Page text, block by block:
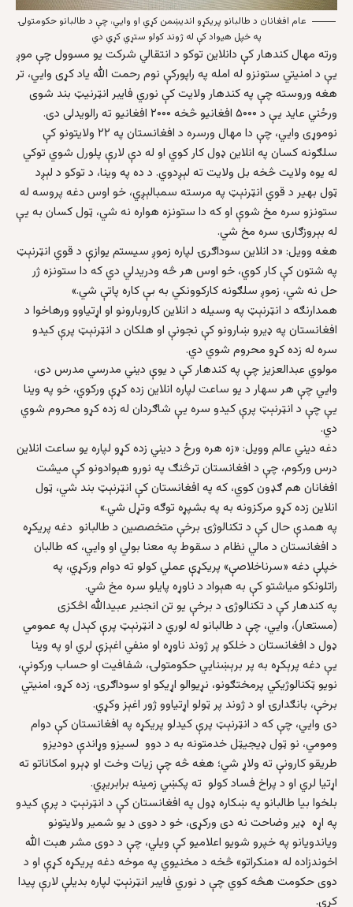
عام افغانان د طالبانو پریکړو اندیښمن کړي او وایي، چې د طالبانو حکومتولۍ
په خپل هیواد کې له ژوند کولو ستړي کړي دي
ورته مهال کندهار کې دانلاین توکو د انتقالي شرکت يو مسوول چې موږ
يې د امنيتي ستونزو له امله په راپورکې نوم رحمت الله ياد کړی وايي، تر
هغه وروسته چې په کندهار ولايت کې نوري فایبر انټرنيټ بند شوی
ورځني عايد يې د ۵۰۰۰ افغانيو څخه ۲۰۰۰ افغانيو ته رالويدلی دی.
نوموړی وايي، چې دا مهال ورسره د افغانستان په ۲۲ ولایتونو کې
سلګونه کسان په انلاين ډول کار کوي او له دې لارې پلورل شوي توکي
له یوه ولایت څخه بل ولایت ته لېږدوي. د ده په وینا، د توکو د لېږد
ټول بهیر د قوي انټرنېټ په مرسته سمبالېږي، خو اوس دغه پروسه له
ستونزو سره مخ شوې او که دا ستونزه هواره نه شي، ټول کسان به یې
له بېروزګارۍ سره مخ شي.
هغه وویل: «د انلاین سوداګرۍ لپاره زموږ سیستم یوازې د قوي انټرنېټ
په شتون کې کار کوي، خو اوس هر څه ودریدلي دي که دا ستونزه ژر
حل نه شي، زموږ سلګونه کارکوونکي به بې کاره پاتې شي.»
همدارنګه د انټرنېټ په وسیله د انلاين کاروبارونو او اړتياوو ورهاخوا د
افغانستان په ډيرو ښارونو کې نجونې او هلکان د انټرنېټ پرې کیدو
سره له زده کړو محروم شوي دي.
مولوي عبدالعزیز چې په کندهار کې د يوې دیني مدرسي مدرس دی،
وایي چې هر سهار د یو ساعت لپاره انلاین زده کړې ورکوي، خو په وینا
یې چې د انټرنېټ پرې کیدو سره یې شاګردان له زده کړو محروم شوي
دي.
دغه دیني عالم وویل: «زه هره ورځ د ديني زده کړو لپاره یو ساعت انلاین
درس ورکوم، چې د افغانستان ترڅنګ په نورو هېوادونو کې میشت
افغانان هم ګډون کوي، که په افغانستان کې انټرنېټ بند شي، ټول
انلاین زده کړو مرکزونه به په بشپړه توګه وتړل شي.»
په همدې حال کې د تکنالوژۍ برخې متخصصين د طالبانو دغه پريکړه
د افغانستان د مالي نظام د سقوط په معنا بولي او وايي، که طالبان
خپلې دغه «سرناخلاصې» پريکړې عملي کولو ته دوام ورکړي، په
راتلونکو مياشتو کې به هېواد د ناوړه پایلو سره مخ شي.
په کندهار کې د تکنالوژۍ د برخې یو تن انجنیر عبیدالله اڅکزی
(مستعار)، وايي، چې د طالبانو له لوري د انټرنېټ پرې کېدل په عمومي
ډول د افغانستان د خلکو پر ژوند ناوړه او منفي اغېزې لري او په وینا
یې دغه پرېکړه به پر برېښنایي حکومتولۍ، شفافیت او حساب ورکونې،
نويو ټکنالوژیکي پرمختګونو، نړیوالو اړیکو او سوداګرۍ، زده کړو، امنیتي
برخې، بانګدارۍ او د ژوند پر ټولو اړتياوو ژور اغېز وکړي.
دی وايي، چې که د انټرنېټ پرې کیدلو پريکړه په افغانستان کې دوام
ومومي، نو ټول ډيجيټل خدمتونه به د دوو لسيزو وړاندې دودیزو
طریقو کارونې ته ولاړ شي؛ هغه څه چې زیات وخت او ډېرو امکاناتو ته
اړتیا لري او د پراخ فساد کولو ته پکښي زمينه برابريږي.
بلخوا بیا طالبانو په ښکاره ډول په افغانستان کې د انټرنېټ د پرې کیدو
په اړه ډير وضاحت نه دی ورکړی، خو د دوی د يو شمير ولايتونو
وياندويانو په خپرو شویو اعلاميو کې ويلي، چې د دوی مشر هبت الله
اخوندزاده له «منکراتو» څخه د مخنیوي په موخه دغه پریکړه کړې او د
دوی حکومت هڅه کوي چې د نوري فایبر انټرنېټ لپاره بديلې لارې پیدا
کړي.